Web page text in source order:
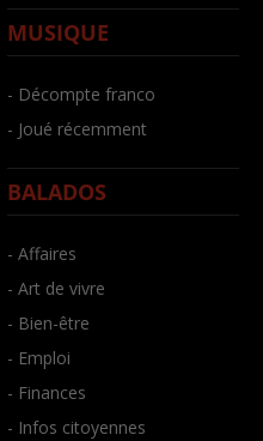
MUSIQUE
- Décompte franco
- Joué récemment
BALADOS
- Affaires
- Art de vivre
- Bien-être
- Emploi
- Finances
- Infos citoyennes